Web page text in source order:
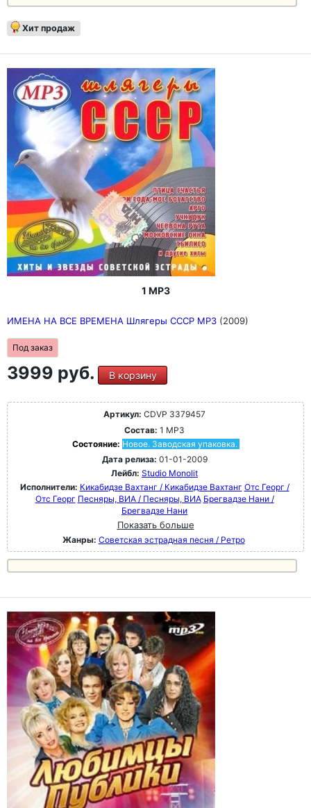
Хит продаж
1 MP3
ИМЕНА НА ВСЕ ВРЕМЕНА Шлягеры СССР MP3 (2009)
Под заказ
3999 руб. В корзину
Артикул: CDVP 3379457
Состав: 1 MP3
Состояние: Новое. Заводская упаковка.
Дата релиза: 01-01-2009
Лейбл: Studio Monolit
Исполнители: Кикабидзе Вахтанг / Кикабидзе Вахтанг Отс Георг /
Отс Георг Песняры, ВИА / Песняры, ВИА Брегвадзе Нани /
Брегвадзе Нани
Показать больше
Жанры: Советская эстрадная песня / Ретро